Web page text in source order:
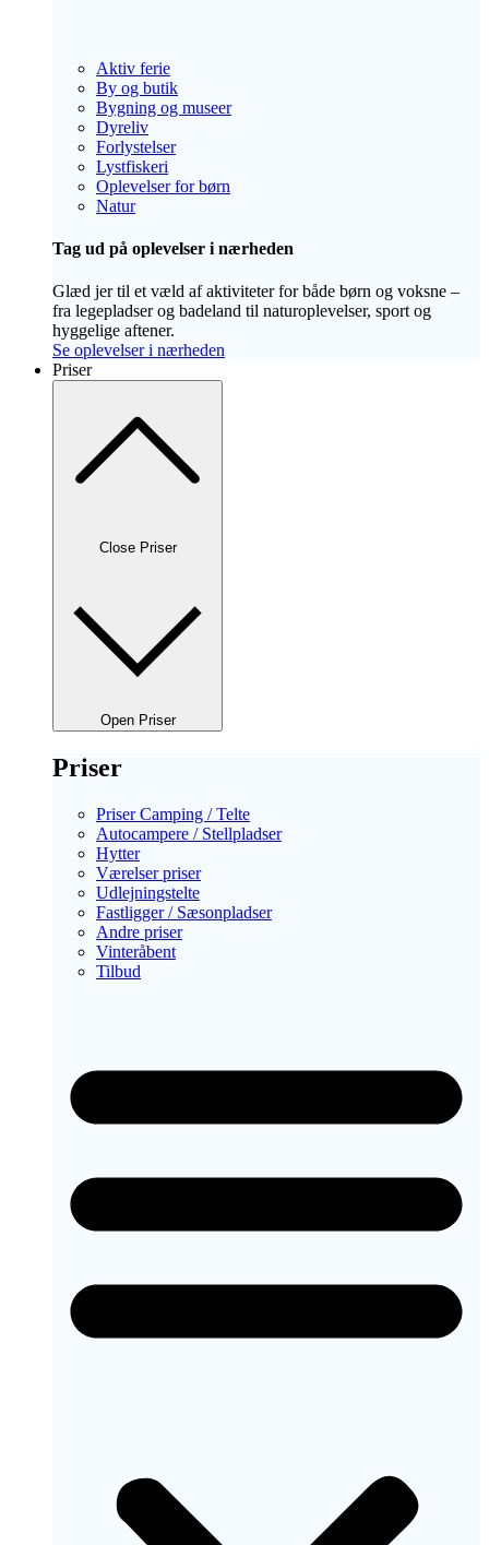
Aktiv ferie
By og butik
Bygning og museer
Dyreliv
Forlystelser
Lystfiskeri
Oplevelser for børn
Natur
Tag ud på oplevelser i nærheden
Glæd jer til et væld af aktiviteter for både børn og voksne –
fra legepladser og badeland til naturoplevelser, sport og
hyggelige aftener.
Se oplevelser i nærheden
Priser
Close Priser
Open Priser
Priser
Priser Camping / Telte
Autocampere / Stellpladser
Hytter
Værelser priser
Udlejningstelte
Fastligger / Sæsonpladser
Andre priser
Vinteråbent
Tilbud